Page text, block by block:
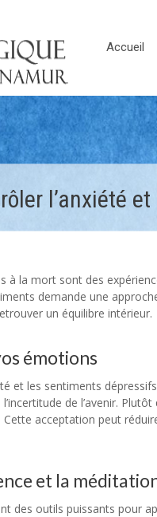
Accueil
l’anxiété
à la mort sont des
demande une
un équilibre intérieur.
émotions
et les sentiments
de l’avenir.
acceptation peut
et la
des outils puissants pour